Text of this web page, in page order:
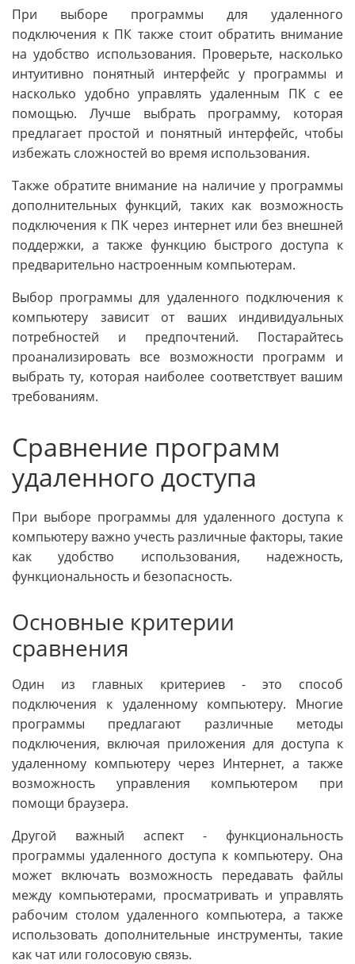
При выборе программы для удаленного
подключения к ПК также стоит обратить внимание
на удобство использования. Проверьте, насколько
интуитивно понятный интерфейс у программы и
насколько удобно управлять удаленным ПК с ее
помощью. Лучше выбрать программу, которая
предлагает простой и понятный интерфейс, чтобы
избежать сложностей во время использования.
Также обратите внимание на наличие у программы
дополнительных функций, таких как возможность
подключения к ПК через интернет или без внешней
поддержки, а также функцию быстрого доступа к
предварительно настроенным компьютерам.
Выбор программы для удаленного подключения к
компьютеру зависит от ваших индивидуальных
потребностей и предпочтений. Постарайтесь
проанализировать все возможности программ и
выбрать ту, которая наиболее соответствует вашим
требованиям.
Сравнение программ
удаленного доступа
При выборе программы для удаленного доступа к
компьютеру важно учесть различные факторы, такие
как удобство использования, надежность,
функциональность и безопасность.
Основные критерии
сравнения
Один из главных критериев - это способ
подключения к удаленному компьютеру. Многие
программы предлагают различные методы
подключения, включая приложения для доступа к
удаленному компьютеру через Интернет, а также
возможность управления компьютером при
помощи браузера.
Другой важный аспект - функциональность
программы удаленного доступа к компьютеру. Она
может включать возможность передавать файлы
между компьютерами, просматривать и управлять
рабочим столом удаленного компьютера, а также
использовать дополнительные инструменты, такие
как чат или голосовую связь.